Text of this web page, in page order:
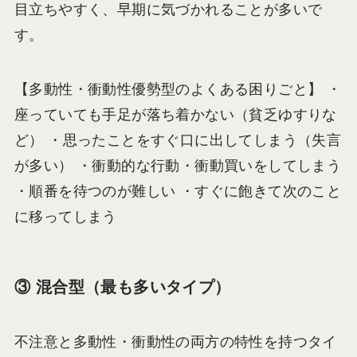
目立ちやすく、早期に気づかれることが多いで
す。
【多動性・衝動性優勢型のよくある困りごと】 ・
座っていても手足が落ち着かない（貧乏ゆすりな
ど） ・思ったことをすぐ口に出してしまう（失言
が多い） ・衝動的な行動・衝動買いをしてしまう
・順番を待つのが難しい ・すぐに飽きて次のこと
に移ってしまう
③ 混合型（最も多いタイプ）
不注意と多動性・衝動性の両方の特性を持つタイ